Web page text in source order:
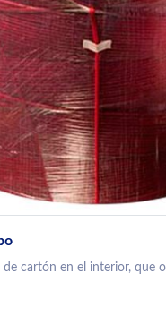
cartón en el interior, que